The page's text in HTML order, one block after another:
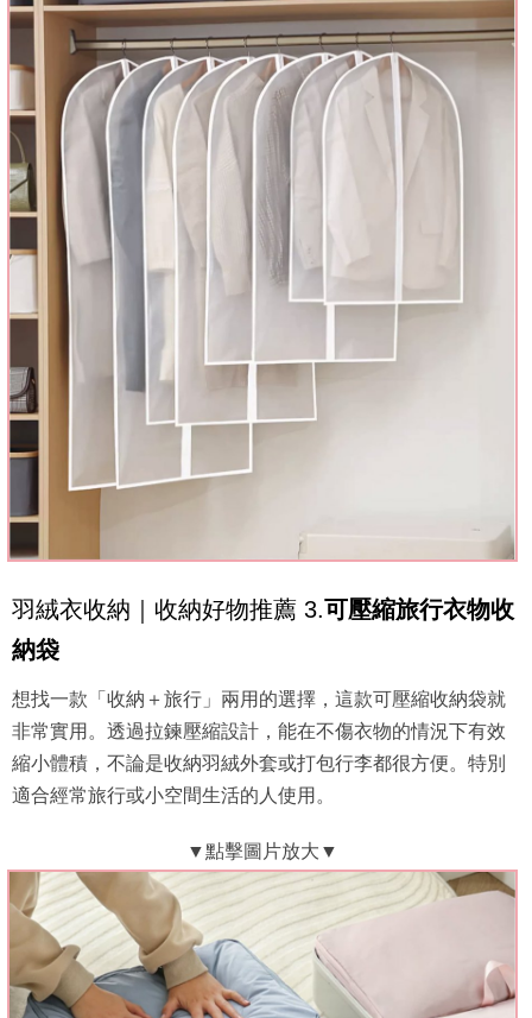
羽絨衣收納｜收納好物推薦 3.可壓縮旅行衣物收
納袋
想找一款「收納＋旅行」兩用的選擇，這款可壓縮收納袋就
非常實用。透過拉鍊壓縮設計，能在不傷衣物的情況下有效
縮小體積，不論是收納羽絨外套或打包行李都很方便。特別
適合經常旅行或小空間生活的人使用。